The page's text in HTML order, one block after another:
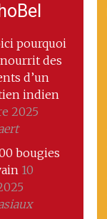
pourquoi
des
d’un
indien
2025
bougies
10